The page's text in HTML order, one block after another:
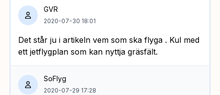
GVR
2020-07-30 18:01
Det står ju i artikeln vem som ska flyga . Kul med
ett jetflygplan som kan nyttja gräsfält.
SoFlyg
2020-07-29 17:28